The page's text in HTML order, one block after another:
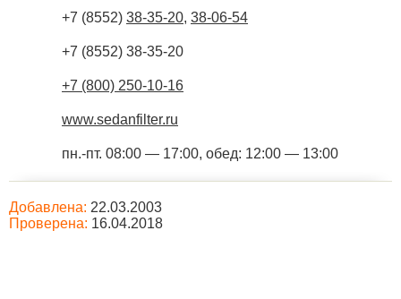
+7 (8552) 38-35-20, 38-06-54
+7 (8552) 38-35-20
+7 (800) 250-10-16
www.sedanfilter.ru
пн.-пт. 08:00 — 17:00, обед: 12:00 — 13:00
Добавлена: 22.03.2003
Проверена: 16.04.2018